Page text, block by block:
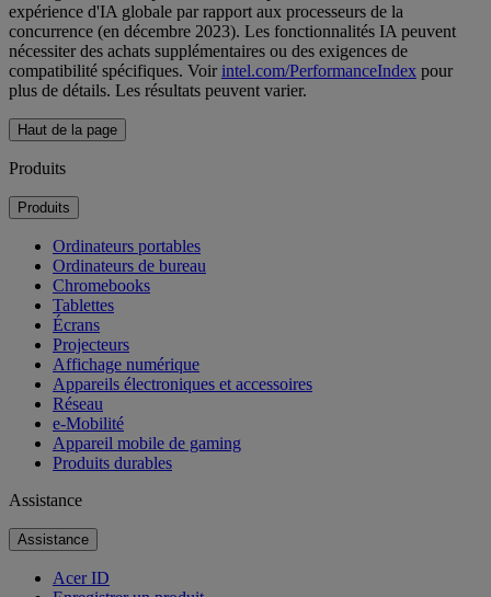
expérience d'IA globale par rapport aux processeurs de la
concurrence (en décembre 2023). Les fonctionnalités IA peuvent
nécessiter des achats supplémentaires ou des exigences de
compatibilité spécifiques. Voir intel.com/PerformanceIndex pour
plus de détails. Les résultats peuvent varier.
Haut de la page
Produits
Produits
Ordinateurs portables
Ordinateurs de bureau
Chromebooks
Tablettes
Écrans
Projecteurs
Affichage numérique
Appareils électroniques et accessoires
Réseau
e-Mobilité
Appareil mobile de gaming
Produits durables
Assistance
Assistance
Acer ID